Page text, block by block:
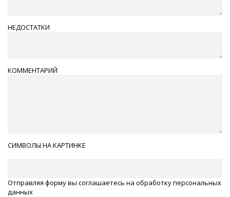
НЕДОСТАТКИ
КОММЕНТАРИЙ
СИМВОЛЫ НА КАРТИНКЕ
Отправляя форму вы соглашаетесь на обработку персональных
данных